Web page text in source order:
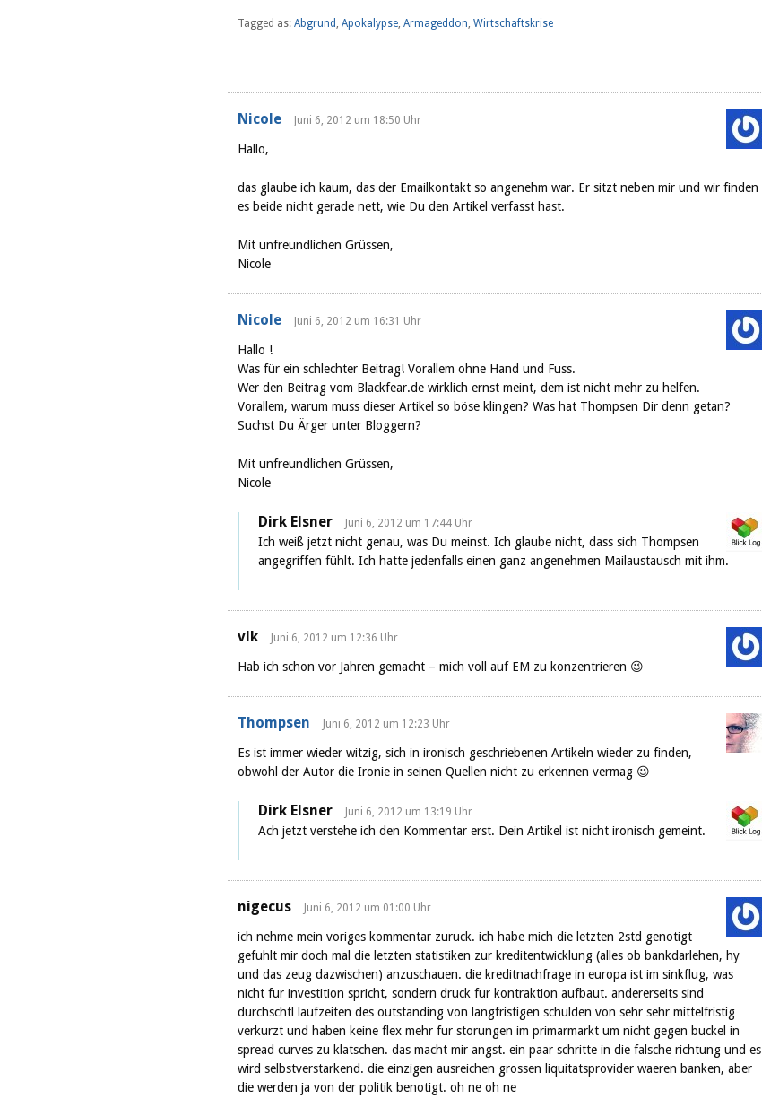
Tagged as: Abgrund Apokalypse, Armageddon Wirtschaftskrise
Nicole Juni 6, 2012 um 18:50 Uhr
Hallo,
das glaube ich kaum, das der Emailkontakt so angenehm war. Er sitzt neben mir und wir finden
es beide nicht gerade nett, wie Du den Artikel verfasst hast.
Mit unfreundlichen Grüssen,
Nicole
Nicole Juni 6, 2012 um 16:31 Uhr
Hallo !
Was für ein schlechter Beitrag! Vorallem ohne Hand und Fuss.
Wer den Beitrag vom Blackfear.de wirklich ernst meint, dem ist nicht mehr zu helfen.
Vorallem, warum muss dieser Artikel so böse klingen? Was hat Thompsen Dir denn getan?
Suchst Du Ärger unter Bloggern?
Mit unfreundlichen Grüssen,
Nicole
Dirk Elsner Juni 6, 2012 um 17:44 Uhr
Ich weiß jetzt nicht genau, was Du meinst. Ich glaube nicht, dass sich Thompsen
angegriffen fühlt. Ich hatte jedenfalls einen ganz angenehmen Mailaustausch mit ihm.
vlk Juni 6, 2012 um 12:36 Uhr
Hab ich schon vor Jahren gemacht – mich voll auf EM zu konzentrieren 😉
Thompsen Juni 6, 2012 um 12:23 Uhr
Es ist immer wieder witzig, sich in ironisch geschriebenen Artikeln wieder zu finden,
obwohl der Autor die Ironie in seinen Quellen nicht zu erkennen vermag 😉
Dirk Elsner Juni 6, 2012 um 13:19 Uhr
Ach jetzt verstehe ich den Kommentar erst. Dein Artikel ist nicht ironisch gemeint.
nigecus Juni 6, 2012 um 01:00 Uhr
ich nehme mein voriges kommentar zuruck. ich habe mich die letzten 2std genotigt
gefuhlt mir doch mal die letzten statistiken zur kreditentwicklung (alles ob bankdarlehen, hy
und das zeug dazwischen) anzuschauen. die kreditnachfrage in europa ist im sinkflug, was
nicht fur investition spricht, sondern druck fur kontraktion aufbaut. andererseits sind
durchschtl laufzeiten des outstanding von langfristigen schulden von sehr sehr mittelfristig
verkurzt und haben keine flex mehr fur storungen im primarmarkt um nicht gegen buckel in
spread curves zu klatschen. das macht mir angst. ein paar schritte in die falsche richtung und es
wird selbstverstarkend. die einzigen ausreichen grossen liquitatsprovider waeren banken, aber
die werden ja von der politik benotigt. oh ne oh ne